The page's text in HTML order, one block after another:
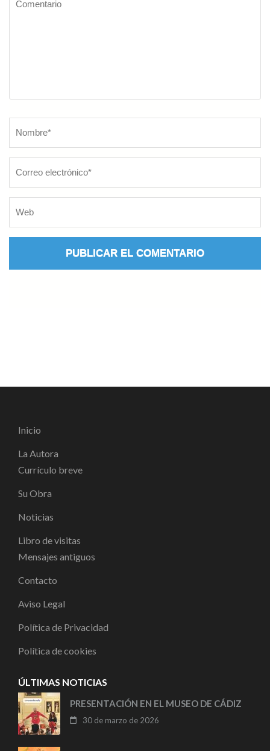
Inicio
La Autora
Currículo breve
Su Obra
Noticias
Libro de visitas
Mensajes antiguos
Contacto
Aviso Legal
Política de Privacidad
Política de cookies
ÚLTIMAS NOTICIAS
PRESENTACIÓN EN EL MUSEO DE CÁDIZ
30 de marzo de 2026